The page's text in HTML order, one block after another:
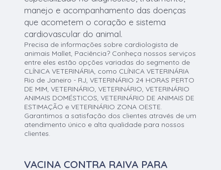
manejo e acompanhamento das doenças
que acometem o coração e sistema
cardiovascular do animal.
Precisa de informações sobre cardiologista de
animais Mallet, Paciência? Conheça nossos serviços
entre eles estão opções variadas do segmento de
CLÍNICA VETERINÁRIA, como CLÍNICA VETERINÁRIA
Rio de Janeiro - RJ, VETERINÁRIO 24 HORAS PERTO
DE MIM, VETERINÁRIO, VETERINÁRIO, VETERINÁRIO
ANIMAIS DOMÉSTICOS, VETERINÁRIO DE ANIMAIS DE
ESTIMAÇÃO e VETERINÁRIO ZONA OESTE.
Garantimos a satisfação dos clientes através de um
atendimento único e alta qualidade para nossos
clientes.
VACINA CONTRA RAIVA PARA